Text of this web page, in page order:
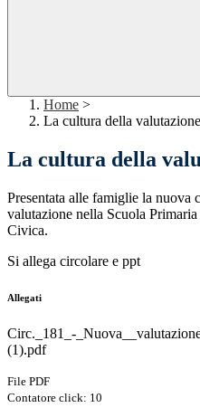
Home >
La cultura della valutazione
La cultura della
Presentata alle famiglie la nuova
valutazione nella Scuola
Civica.
Si allega circolare e ppt
Allegati
Circ._181_-
(1).pdf
File PDF
Contatore click: 10